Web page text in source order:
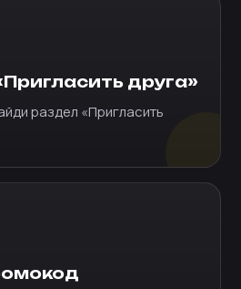
друга»
раздел «Пригласить